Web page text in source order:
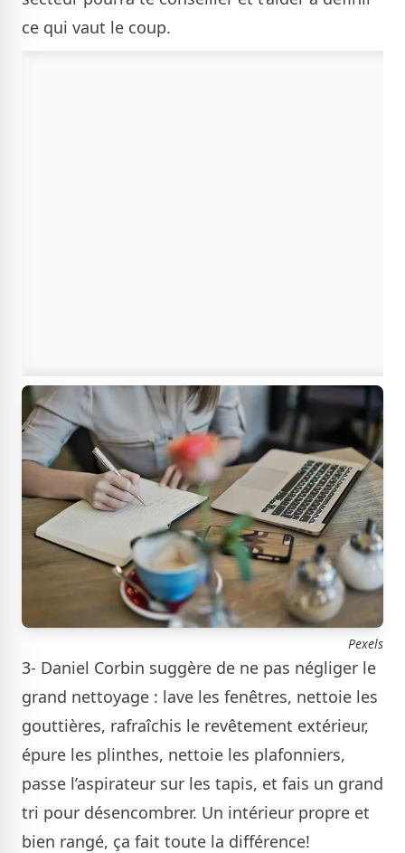
ce qui vaut le coup.
Pexels
3- Daniel Corbin suggère de ne pas négliger le
grand nettoyage : lave les fenêtres, nettoie les
gouttières, rafraîchis le revêtement extérieur,
épure les plinthes, nettoie les plafonniers,
passe l’aspirateur sur les tapis, et fais un grand
tri pour désencombrer. Un intérieur propre et
bien rangé, ça fait toute la différence!